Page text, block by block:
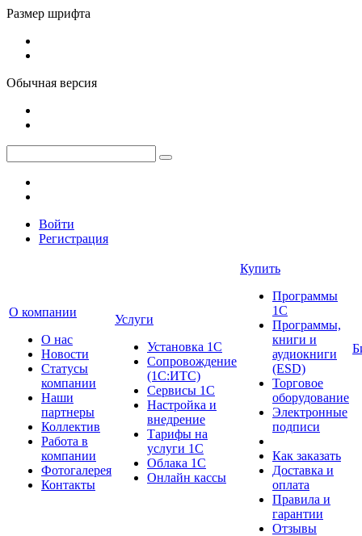
Размер шрифта
Обычная версия
Войти
Регистрация
О компании
О нас
Новости
Cтатусы
компании
Наши
партнеры
Коллектив
Работа в
компании
Фотогалерея
Контакты
Услуги
Установка 1С
Сопровождение
(1С:ИТС)
Сервисы 1С
Настройка и
внедрение
Тарифы на
услуги 1С
Облака 1С
Онлайн кассы
Купить
Программы
1С
Программы,
книги и
аудиокниги
(ESD)
Торговое
оборудование
Электронные
подписи
Как заказать
Доставка и
оплата
Правила и
гарантии
Отзывы